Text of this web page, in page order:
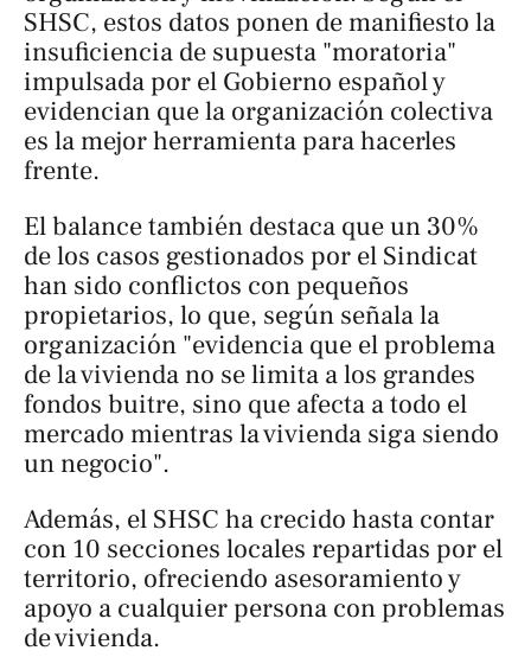
SHSC, estos datos ponen de manifiesto la
insuficiencia de supuesta "moratoria"
impulsada por el Gobierno español y
evidencian que la organización colectiva
es la mejor herramienta para hacerles
frente.
El balance también destaca que un 30%
de los casos gestionados por el Sindicat
han sido conflictos con pequeños
propietarios, lo que, según señala la
organización "evidencia que el problema
de la vivienda no se limita a los grandes
fondos buitre, sino que afecta a todo el
mercado mientras la vivienda siga siendo
un negocio".
Además, el SHSC ha crecido hasta contar
con 10 secciones locales repartidas por el
territorio, ofreciendo asesoramiento y
apoyo a cualquier persona con problemas
de vivienda.